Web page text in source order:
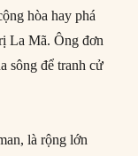
hòa hay phá
La Mã. Ông đơn
sông để tranh cử
là rộng lớn